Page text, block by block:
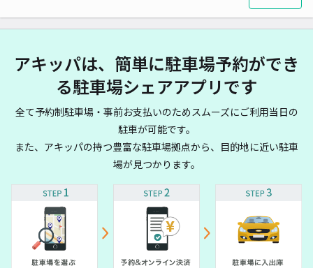
アキッパは、簡単に駐車場予約ができ
る駐車場シェアアプリです
全て予約制駐車場・事前お支払いのためスムーズにご利用当日の
駐車が可能です。
また、アキッパの持つ豊富な駐車場拠点から、目的地に近い駐車
場が見つかります。